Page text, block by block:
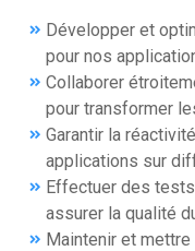
Développer et
pour nos
Collaborer
pour transformer
Garantir la
applications sur
Effectuer des
assurer la qualité
Maintenir et mettre